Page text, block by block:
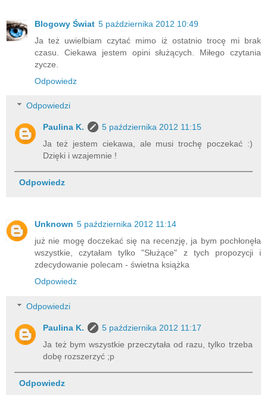
Blogowy Świat 5 października 2012 10:49
Ja też uwielbiam czytać mimo iż ostatnio trocę mi brak
czasu. Ciekawa jestem opini służących. Miłego czytania
zycze.
Odpowiedz
Odpowiedzi
Paulina K.
5 października 2012 11:15
Ja też jestem ciekawa, ale musi trochę poczekać :)
Dzięki i wzajemnie !
Odpowiedz
Unknown 5 października 2012 11:14
już nie mogę doczekać się na recenzję, ja bym pochłonęła
wszystkie, czytałam tylko "Służące" z tych propozycji i
zdecydowanie polecam - świetna książka
Odpowiedz
Odpowiedzi
Paulina K.
5 października 2012 11:17
Ja też bym wszystkie przeczytała od razu, tylko trzeba
dobę rozszerzyć ;p
Odpowiedz